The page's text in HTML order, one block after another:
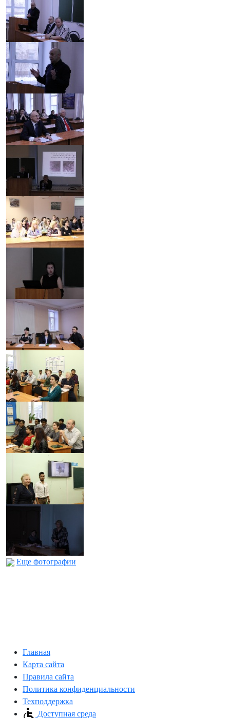
Еще фотографии
Главная
Карта сайта
Правила сайта
Политика конфиденциальности
Техподдержка
Доступная среда